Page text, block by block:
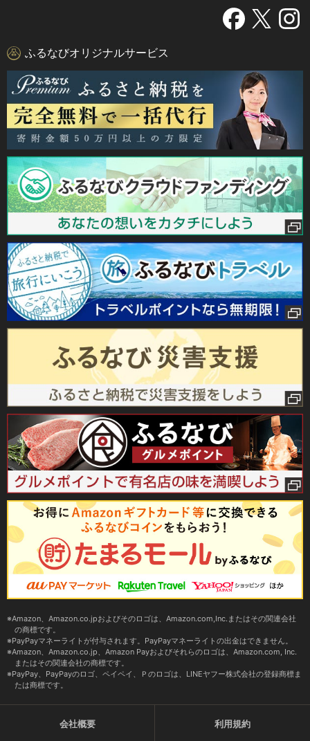
ふるなびオリジナルサービス
Amazon、Amazon.co.jpおよびそのロゴは、Amazon.com,Inc.またはその関連会社
の商標です。
PayPayマネーライトが付与されます。PayPayマネーライトの出金はできません。
Amazon、Amazon.co.jp、Amazon Payおよびそれらのロゴは、Amazon.com, Inc.
またはその関連会社の商標です。
PayPay、PayPayのロゴ、ペイペイ、Ｐのロゴは、LINEヤフー株式会社の登録商標ま
たは商標です。
会社概要 利用規約